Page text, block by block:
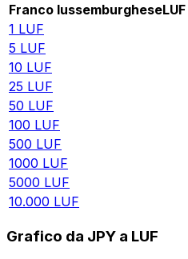
Franco lussemburgheseLUF
1 LUF
5 LUF
10 LUF
25 LUF
50 LUF
100 LUF
500 LUF
1000 LUF
5000 LUF
10.000 LUF
Grafico da JPY a LUF